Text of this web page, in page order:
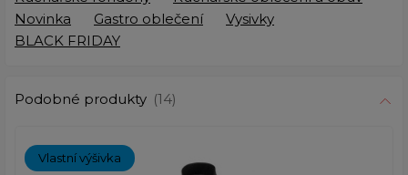
Novinka
Gastro oblečení
Vysivky
BLACK FRIDAY
Podobné produkty (14)
Vlastní výšivka